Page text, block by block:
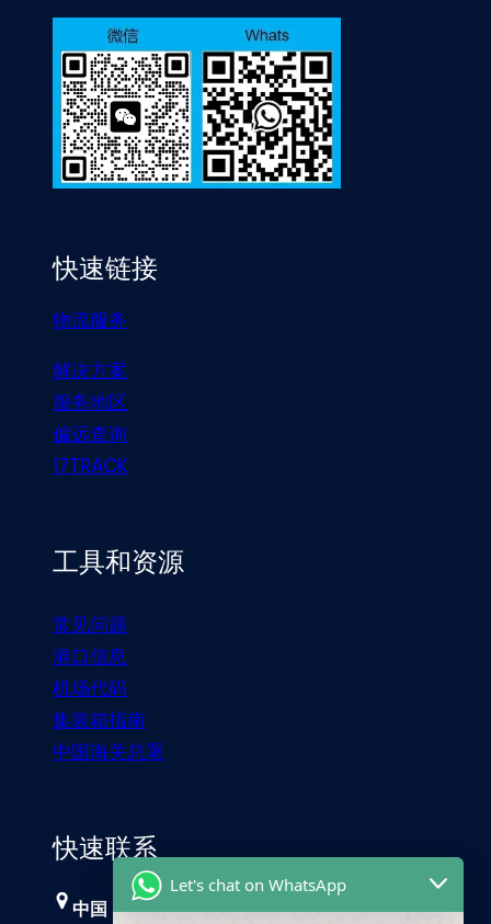
快速链接
物流服务
解决方案
服务地区
偏远查询
17TRACK
工具和资源
常见问题
港口信息
机场代码
集装箱指南
中国海关总署
快速联系
中国，广州
Let's chat on WhatsApp